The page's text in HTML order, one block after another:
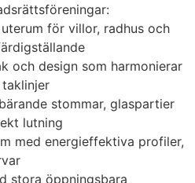
för villor, radhus och
och design som harmonierar
stommar, glaspartier
lutning
med energieffektiva profiler,
stora öppningsbara